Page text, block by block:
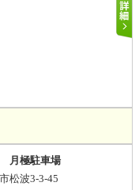
月極駐車場
松波3-3-45